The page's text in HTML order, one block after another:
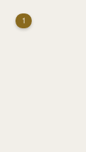
1